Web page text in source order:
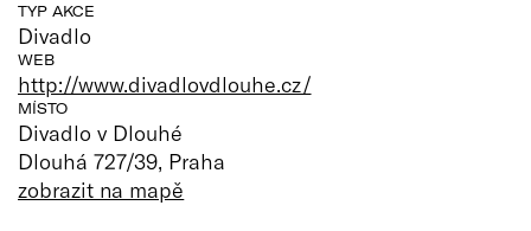
TYP AKCE
Divadlo
WEB
http://www.divadlovdlouhe.cz/
MÍSTO
Divadlo v Dlouhé
Dlouhá 727/39, Praha
zobrazit na mapě